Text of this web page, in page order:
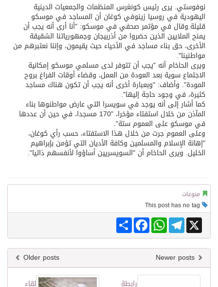
كسوة الكعبة تعتلي البيت العتيق
نوفوستي. يرى رئيس كونغرس المنظمات والجمعيات الدينية
اليهودية في روسيا زينوفي كوغان أن المساجد في موسكو
قليلة.وقال في مؤتمر صحفي في موسكو: "أنا أرى أنه يجب أن
يمنح الملايين الذين حضروا من أذربيجان وجمهورياتنا الشقيقة
الأخرى، حق بناء مساجد في الأحياء حيث يقيمون، وإننا نعتبرهم من
مواطنينا".
ويرى الحاخام أنه "يجب أن تتوفر لدى مسلمي موسكو إمكانية
الاجتماع سوية بعد العودة من العمل، وقضاء أوقات الفراغ بروح
المودة". وأضاف: "وبعبارة أخرى أنه يجب أن تكون هناك مساجد
كثيرة، في وجود حاجة إليها".
كما أشار إلى أنه يوجد في سويسرا التي عارض مواطنوها بناء
المآذن من خلال استفتاء مؤخرا، "170 مسجدا، في حين أن عددها
في موسكو على العموم ستة".
وعلى العموم جرت من خلال هذا الاستفتاء، حسب رأي كوغان،
"إهانة الإسلام والمسلمين وكافة الأديان التي تؤمن بإبراهيم
الخليل. ويرى الحاخام أن "السويسريين أساؤوا لأنفسهم ذاتيا".
منوعات
Share
FacebookWhatsAppTelegram X
Older posts
لقاء
رابطة